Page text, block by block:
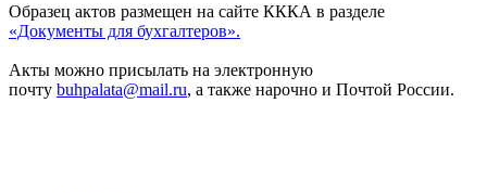
Образец актов размещен на сайте КККА в разделе
«Документы для бухгалтеров».
Акты можно присылать на электронную
почту buhpalata@mail.ru, а также нарочно и Почтой России.